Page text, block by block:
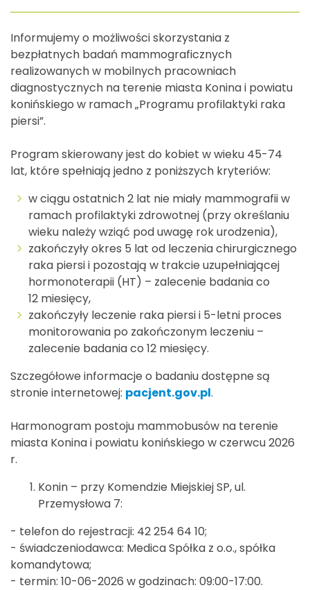
Informujemy o możliwości skorzystania z
bezpłatnych badań mammograficznych
realizowanych w mobilnych pracowniach
diagnostycznych na terenie miasta Konina i powiatu
konińskiego w ramach „Programu profilaktyki raka
piersi”.
Program skierowany jest do kobiet w wieku 45-74
lat, które spełniają jedno z poniższych kryteriów:
w ciągu ostatnich 2 lat nie miały mammografii w
ramach profilaktyki zdrowotnej (przy określaniu
wieku należy wziąć pod uwagę rok urodzenia),
zakończyły okres 5 lat od leczenia chirurgicznego
raka piersi i pozostają w trakcie uzupełniającej
hormonoterapii (HT) – zalecenie badania co
12 miesięcy,
zakończyły leczenie raka piersi i 5-letni proces
monitorowania po zakończonym leczeniu –
zalecenie badania co 12 miesięcy.
Szczegółowe informacje o badaniu dostępne są
stronie internetowej: pacjent.gov.pl.
Harmonogram postoju mammobusów na terenie
miasta Konina i powiatu konińskiego w czerwcu 2026
r.
Konin – przy Komendzie Miejskiej SP, ul.
Przemysłowa 7:
- telefon do rejestracji: 42 254 64 10;
- świadczeniodawca: Medica Spółka z o.o., spółka
komandytowa;
- termin: 10-06-2026 w godzinach: 09:00-17:00.